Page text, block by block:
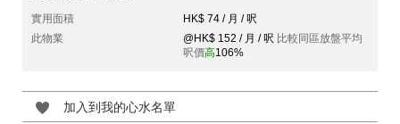
實用面積
HK$ 74 / 月 / 呎
此物業
@HK$ 152 / 月 / 呎 比較同區放盤平均
呎價高106%
加入到我的心水名單